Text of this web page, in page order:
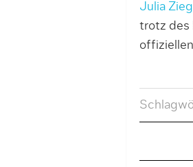
Julia
trotz des